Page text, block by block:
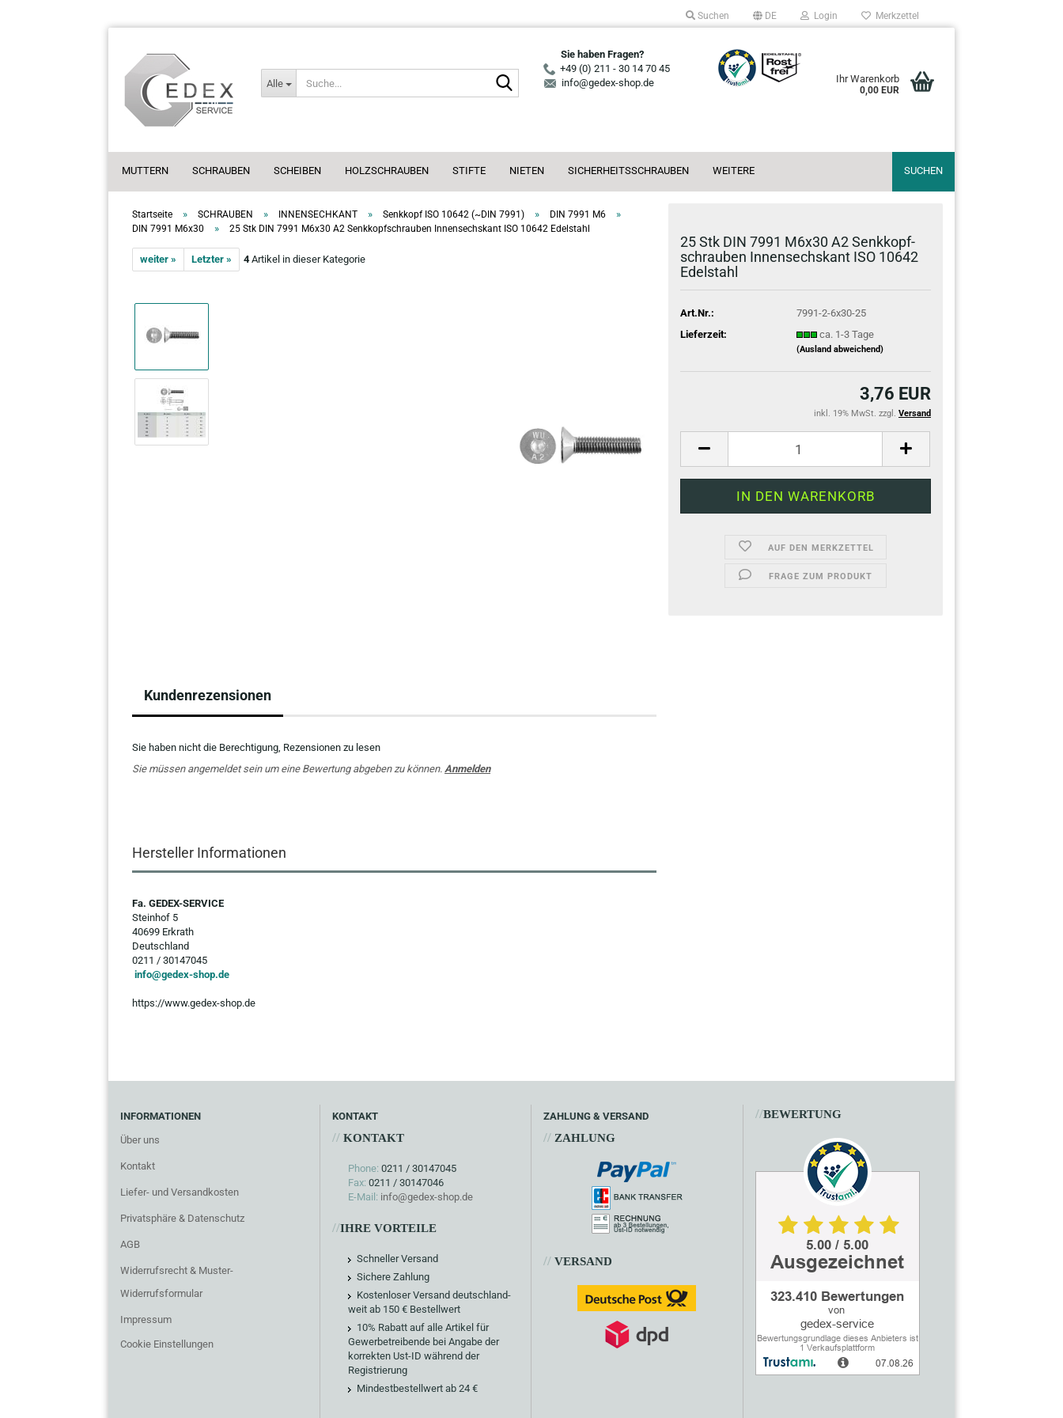
Suchen DE Login Merkzettel
Alle
Suche...
Sie haben Fragen?
+49 (0) 211 - 30 14 70 45
info@gedex-shop.de
Ihr Warenkorb
0,00 EUR
MUTTERN SCHRAUBEN SCHEIBEN HOLZSCHRAUBEN STIFTE NIETEN SICHERHEITSSCHRAUBEN SUCHEN
WEITERE
Startseite » SCHRAUBEN » INNENSECHKANT » Senkkopf ISO 10642 (~DIN 7991) » DIN 7991 M6 »
DIN 7991 M6x30 » 25 Stk DIN 7991 M6x30 A2 Senkkopfschrauben Innensechskant ISO 10642 Edelstahl
weiter » Letzter » 4Artikel in dieser Kategorie
25 Stk DIN 7991 M6x30 A2 Senk­kopf­
schrau­ben In­nen­sechs­kant ISO 10642
Edel­stahl
Art.Nr.:
7991-2-6x30-25
Lieferzeit:
ca. 1-3 Tage
(Ausland abweichend)
3,76 EUR
inkl. 19% MwSt. zzgl. Versand
AUF DEN MERKZETTEL
FRAGE ZUM PRODUKT
Kundenrezensionen
Sie haben nicht die Berechtigung, Rezensionen zu lesen
Sie müssen angemeldet sein um eine Bewertung abgeben zu können. Anmelden
Hersteller Informationen
Fa. GEDEX-SERVICE
Steinhof 5
40699 Erkrath
Deutschland
0211 / 30147045
info@gedex-shop.de
https://www.gedex-shop.de
INFORMATIONEN
Über uns
Kontakt
Liefer- und Versandkosten
Privatsphäre & Datenschutz
AGB
Widerrufsrecht & Muster-
Widerrufsformular
Impressum
Cookie Einstellungen
KONTAKT
//KONTAKT
Phone: 0211 / 30147045
Fax: 0211 / 30147046
E-Mail: info@gedex-shop.de
//IHRE VORTEILE
Schneller Versand
Sichere Zahlung
Kostenloser Versand deutschland-
weit ab 150 € Bestellwert
10% Rabatt auf alle Artikel für
Gewerbetreibende bei Angabe der
korrekten Ust-ID während der
Registrierung
Mindestbestellwert ab 24 €
ZAHLUNG & VERSAND
// ZAHLUNG
// VERSAND
//BEWERTUNG